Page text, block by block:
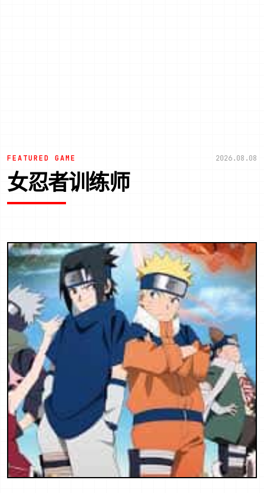
FEATURED GAME 2026.08.08
女忍者训练师